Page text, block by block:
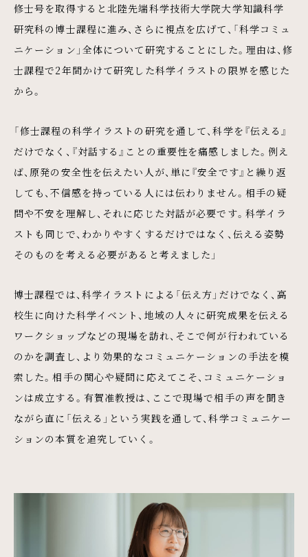
修士号を取得すると北陸先端科学技術大学院大学知識科学
研究科の博士課程に進み、さらに視点を広げて、「科学コミュ
ニケーション」全体について研究することにした。理由は、修
士課程で2年間かけて研究した科学イラストの限界を感じた
から。
「修士課程の科学イラストの研究を通して、科学を『伝える』
だけでなく、『対話する』ことの重要性を痛感しました。例え
ば、原発の安全性を伝えたい人が、単に『安全です』と繰り返
しても、不信感を持っている人には伝わりません。相手の疑
問や不安を理解し、それに応じた対話が必要です。科学イラ
ストも同じで、わかりやすくするだけではなく、伝える姿勢
そのものを考える必要があると考えました」
博士課程では、科学イラストによる「伝え方」だけでなく、高
校生に向けた科学イベント、地域の人々に研究成果を伝える
ワークショップなどの現場を訪れ、そこで何が行われている
のかを調査し、より効果的なコミュニケーションの手法を模
索した。相手の関心や疑問に応えてこそ、コミュニケーショ
ンは成立する。有賀准教授は、ここで現場で相手の声を聞き
ながら直に「伝える」という実践を通して、科学コミュニケー
ションの本質を追究していく。